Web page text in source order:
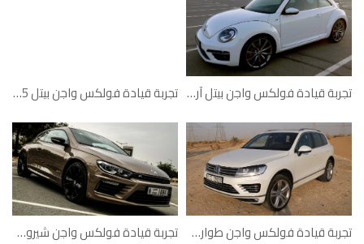
تجربة قيادة فولكس واجن بيتل 2015 تجربة قيادة فولكس واجن بيتل آر لاين
تجربة قيادة فولكس واجن شيروكو آر 2015 تجربة قيادة فولكس واجن طوارق آر لاين 2015